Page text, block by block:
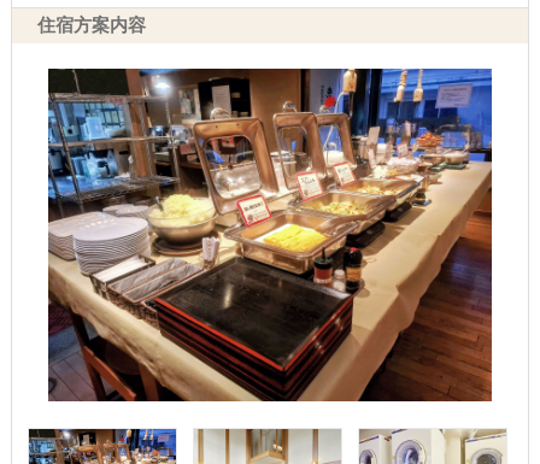
住宿方案内容